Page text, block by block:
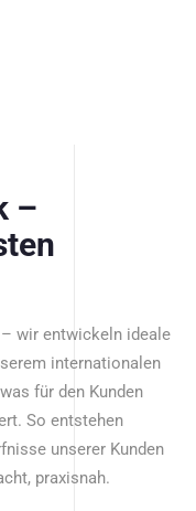
–
wir entwickeln ideale
internationalen
für den Kunden
So entstehen
unserer Kunden
praxisnah.